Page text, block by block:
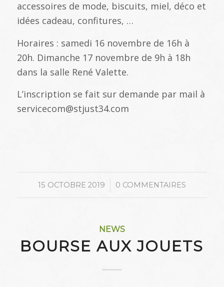
accessoires de mode, biscuits, miel, déco et
idées cadeau, confitures, …
Horaires : samedi 16 novembre de 16h à
20h. Dimanche 17 novembre de 9h à 18h
dans la salle René Valette.
L’inscription se fait sur demande par mail à
servicecom@stjust34.com
15 OCTOBRE 2019
/ 0 COMMENTAIRES
NEWS
BOURSE AUX JOUETS